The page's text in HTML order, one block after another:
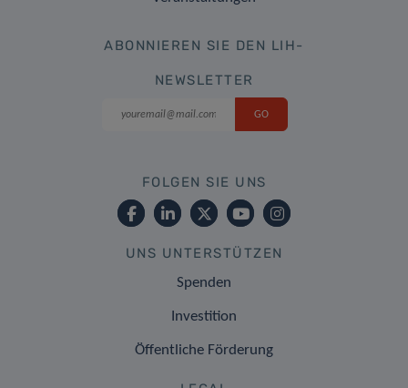
ABONNIEREN SIE DEN LIH-
NEWSLETTER
FOLGEN SIE UNS
UNS UNTERSTÜTZEN
Spenden
Investition
Öffentliche Förderung